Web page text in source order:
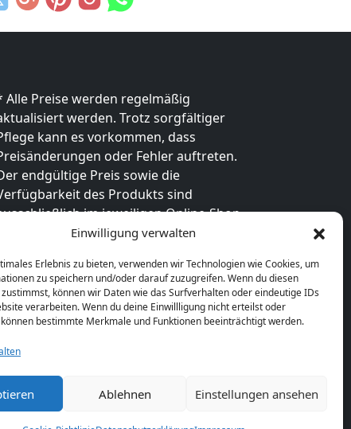
Einwilligung verwalten
Erlebnis zu bieten, verwenden wir Technologien wie Cookies, um
zu speichern und/oder darauf zuzugreifen. Wenn du diesen
können wir Daten wie das Surfverhalten oder eindeutige IDs
verarbeiten. Wenn du deine Einwillligung nicht erteilst oder
bestimmte Merkmale und Funktionen beeinträchtigt werden.
Ablehnen Einstellungen ansehen
Alle Preise werden regelmäßig
werden. Trotz sorgfältiger
kann es vorkommen, dass
oder Fehler auftreten.
endgültige Preis sowie die
des Produkts sind
im jeweiligen Online-Shop
des Anbieters verbindlich. Bitte
Händler.